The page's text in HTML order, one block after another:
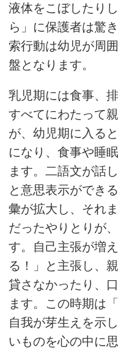
液体をこぼしたり
ら」に保護者は驚
索行動は幼児が周
盤となります。
乳児期には食事、
すべてにわたって
が、幼児期に入る
になり、食事や睡
ます。二語文が話
と意思表示ができ
彙が拡大し、それ
だったやりとりが
す。自己主張が増
る！」と主張し、
貸さなかったり、
ます。この時期は
自我が芽生えを示
いものを心の中に